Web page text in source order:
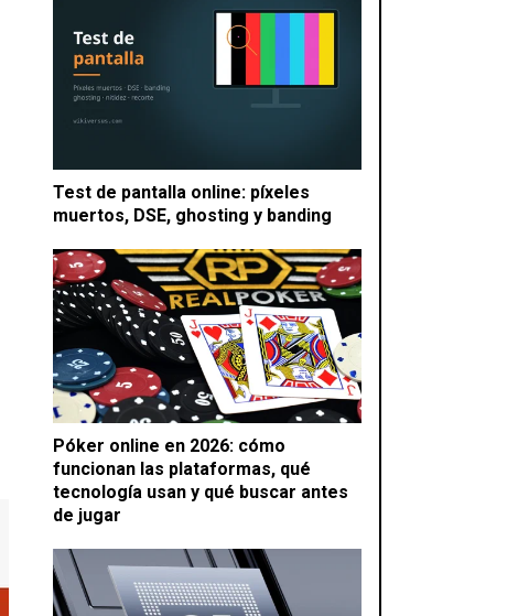
Test de pantalla online: píxeles
muertos, DSE, ghosting y banding
Póker online en 2026: cómo
funcionan las plataformas, qué
tecnología usan y qué buscar antes
de jugar